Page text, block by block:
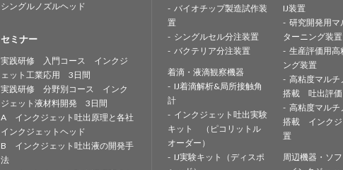
シングルノズルヘッド
セミナー
実践研修 入門コース インクジ
ェット工業応用 3日間
実践研修 分野別コース インク
ジェット液材料開発 3日間
A インクジェット吐出原理と各社
インクジェットヘッド
B インクジェット吐出液の開発手
法
バイオチップ製造試作装
置
シングルセル分注装置
バクテリア分注装置
着滴・液滴観察機器
IJ着滴解析&局所接触角
計
インクジェット吐出実験
キット （ピコリットル
オーダー）
IJ実験キット（ディスポ
IJ装置
研究開発用マ
ターニング装置
生産評価用高
ング装置
高粘度マルチ
搭載 吐出評価
高粘度マルチ
搭載 インクジ
置
周辺機器・ソ